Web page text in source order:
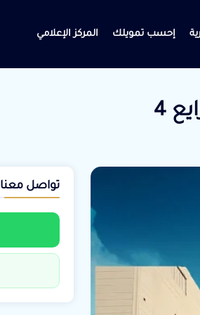
إحسب تمويلك المركز الإعلامي
تواصل معنا